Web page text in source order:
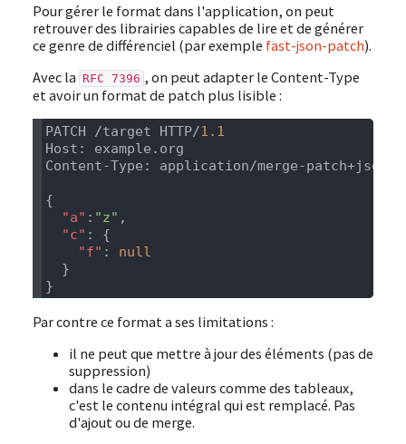
Pour gérer le format dans l'application, on peut
retrouver des librairies capables de lire et de générer
ce genre de différenciel (par exemple fast-json-patch).
Avec la RFC 7396 , on peut adapter le Content-Type
et avoir un format de patch plus lisible :
PATCH /target HTTP/
  "a"
: "z"
  "c"
    "f"
:
Par contre ce format a ses limitations :
il ne peut que mettre à jour des éléments (pas de
suppression)
dans le cadre de valeurs comme des tableaux,
c'est le contenu intégral qui est remplacé. Pas
d'ajout ou de merge.